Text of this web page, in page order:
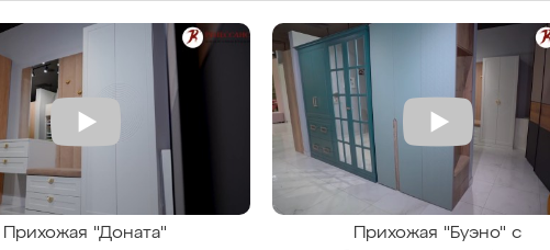
Прихожая "Доната"
Прихожая "Буэно" с